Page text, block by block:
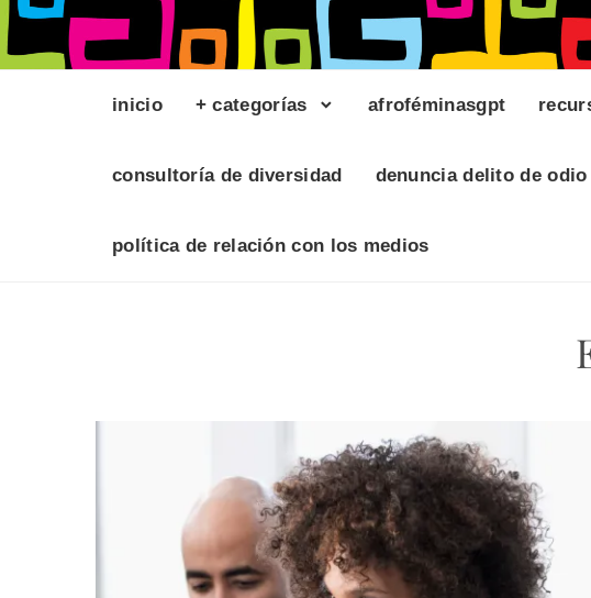
inicio + categorías afroféminasgpt
consultoría de diversidad denuncia delito de odio
política de relación con los medios